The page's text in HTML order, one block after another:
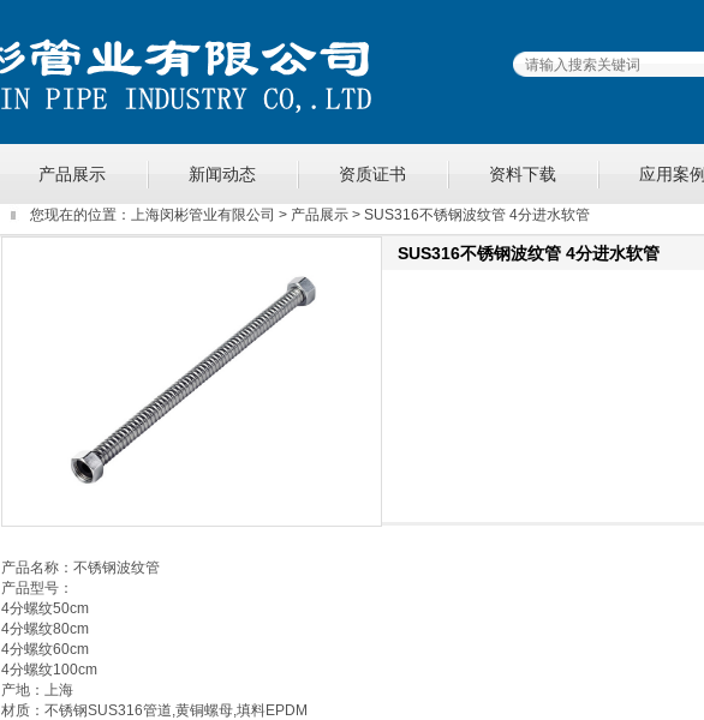
产品展示 新闻动态 资质证书 资料下载 应用案例
您现在的位置： 上海闵彬管业有限公司 > 产品展示 > SUS316不锈钢波纹管 4分进水软管
SUS316不锈钢波纹管 4分进水软管
产品名称：不锈钢波纹管
产品型号：
4分螺纹50cm
4分螺纹80cm
4分螺纹60cm
4分螺纹100cm
产地：上海
材质：不锈钢SUS316管道,黄铜螺母,填料EPDM